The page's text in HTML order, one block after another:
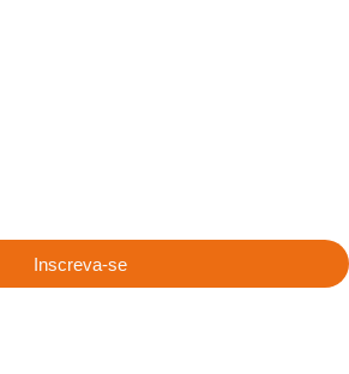
Inscreva-se